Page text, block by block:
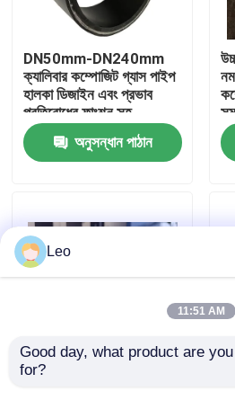
VR প্রদর্শন
আমাদের সম্পর্কে
কারখানা ভ্রমণ
আমাদের সাথে যোগাযোগ করুন
উদ্ধৃতির জন্য আবেদন
DN50mm-DN240mm
ক্যালিবার কম্পোজিট গ্যাস পাইপ
হালকা ডিজাইন এবং প্রভাব
প্রতিরোধের ফাংশন সহ
অনুসন্ধান পাঠান
উচ্চ চাপের হাইড্রোজেন
Leo
11:51 AM
Good day, what product are
for?